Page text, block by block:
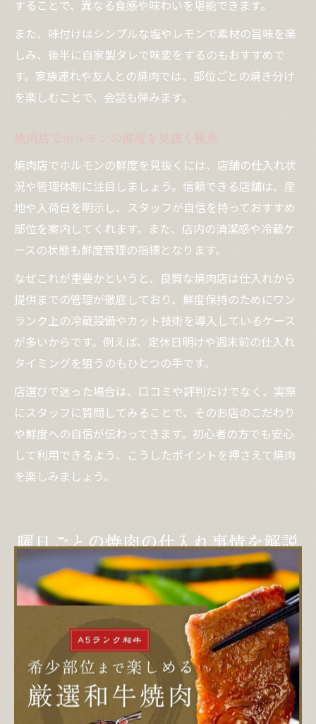
することで、異なる食感や味わいを堪能できます。
また、味付けはシンプルな塩やレモンで素材の旨味を楽
しみ、後半に自家製タレで味変をするのもおすすめで
す。家族連れや友人との焼肉では、部位ごとの焼き分け
を楽しむことで、会話も弾みます。
焼肉店でホルモンの鮮度を見抜く極意
焼肉店でホルモンの鮮度を見抜くには、店舗の仕入れ状
況や管理体制に注目しましょう。信頼できる店舗は、産
地や入荷日を明示し、スタッフが自信を持っておすすめ
部位を案内してくれます。また、店内の清潔感や冷蔵ケ
ースの状態も鮮度管理の指標となります。
なぜこれが重要かというと、良質な焼肉店は仕入れから
提供までの管理が徹底しており、鮮度保持のためにワン
ランク上の冷蔵設備やカット技術を導入しているケース
が多いからです。例えば、定休日明けや週末前の仕入れ
タイミングを狙うのもひとつの手です。
店選びで迷った場合は、口コミや評判だけでなく、実際
にスタッフに質問してみることで、そのお店のこだわり
や鮮度への自信が伝わってきます。初心者の方でも安心
して利用できるよう、こうしたポイントを押さえて焼肉
を楽しみましょう。
曜日ごとの焼肉の仕入れ事情を解説
焼肉の新鮮さは曜日でどう変わる？
焼肉の新鮮さは、実は曜日によって大きく左右されるこ
とをご存知でしょうか。お店ごとに仕入れや在庫管理の
方法が異なるため、同じ店舗でも曜日によって肉の状態
が変わるケースがあります。特に週末や連休明けなど
は、新鮮な焼肉を求める方が多く、仕入れのタイミング